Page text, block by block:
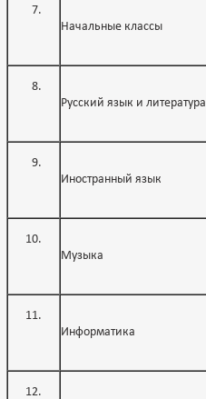
Начальные классы
Русский язык и литература
Иностранный язык
Музыка
Информатика